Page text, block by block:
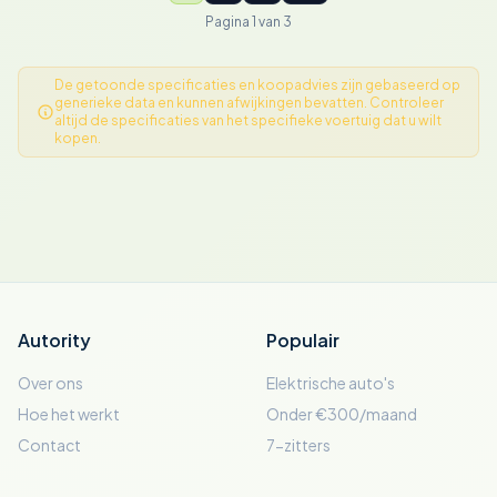
Pagina 1 van 3
De getoonde specificaties en koopadvies zijn gebaseerd op
generieke data en kunnen afwijkingen bevatten. Controleer
altijd de specificaties van het specifieke voertuig dat u wilt
kopen.
Autority
Over ons
Hoe het werkt
Contact
Populair
Elektrische auto's
Onder €300/maand
7-zitters